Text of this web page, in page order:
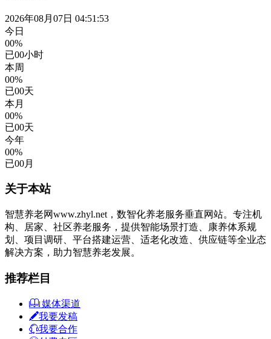
2026年08月07日 04:51:53
今日
00%
已00小时
本周
00%
已00天
本月
00%
已00天
今年
00%
已00月
关于本站
智慧养老网www.zhyl.net，数智化养老服务垂直网站。专注机
构、居家、社区养老服务，提供智能场景打造、康养体系规
划、项目调研、平台搭建运营、适老化改造、供应链等全业态
解决方案，助力智慧养老发展。
推荐栏目
媒体渠道
我要发稿
我要合作